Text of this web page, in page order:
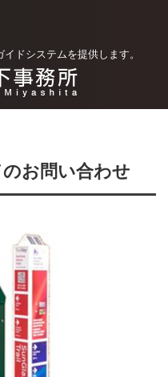
ドシステムを提供します。
お問い合わせ